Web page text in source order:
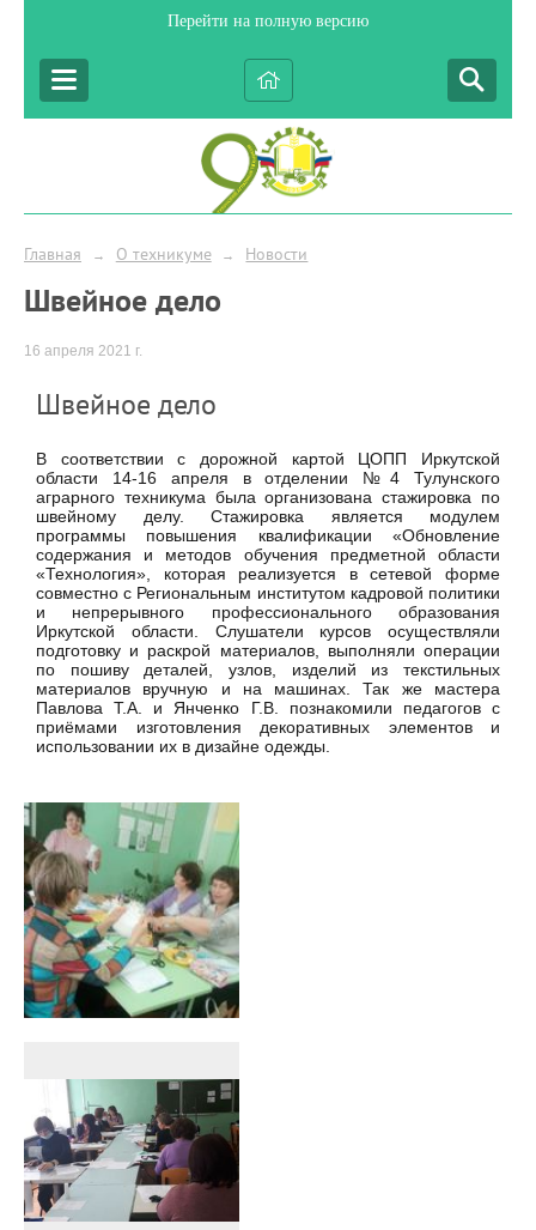
Перейти на полную версию
Главная → О техникуме → Новости
Швейное дело
16 апреля 2021 г.
Швейное дело
В соответствии с дорожной картой ЦОПП Иркутской
области 14-16 апреля в отделении №4 Тулунского
аграрного техникума была организована стажировка по
швейному делу. Стажировка является модулем
программы повышения квалификации «Обновление
содержания и методов обучения предметной области
«Технология», которая реализуется в сетевой форме
совместно с Региональным институтом кадровой политики
и непрерывного профессионального образования
Иркутской области. Слушатели курсов осуществляли
подготовку и раскрой материалов, выполняли операции
по пошиву деталей, узлов, изделий из текстильных
материалов вручную и на машинах. Так же мастера
Павлова Т.А. и Янченко Г.В. познакомили педагогов с
приёмами изготовления декоративных элементов и
использовании их в дизайне одежды.